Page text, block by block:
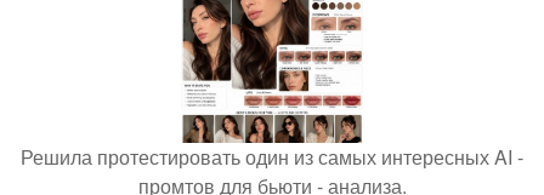
Решила протестировать один из самых интересных AI -
промтов для бьюти - анализа.